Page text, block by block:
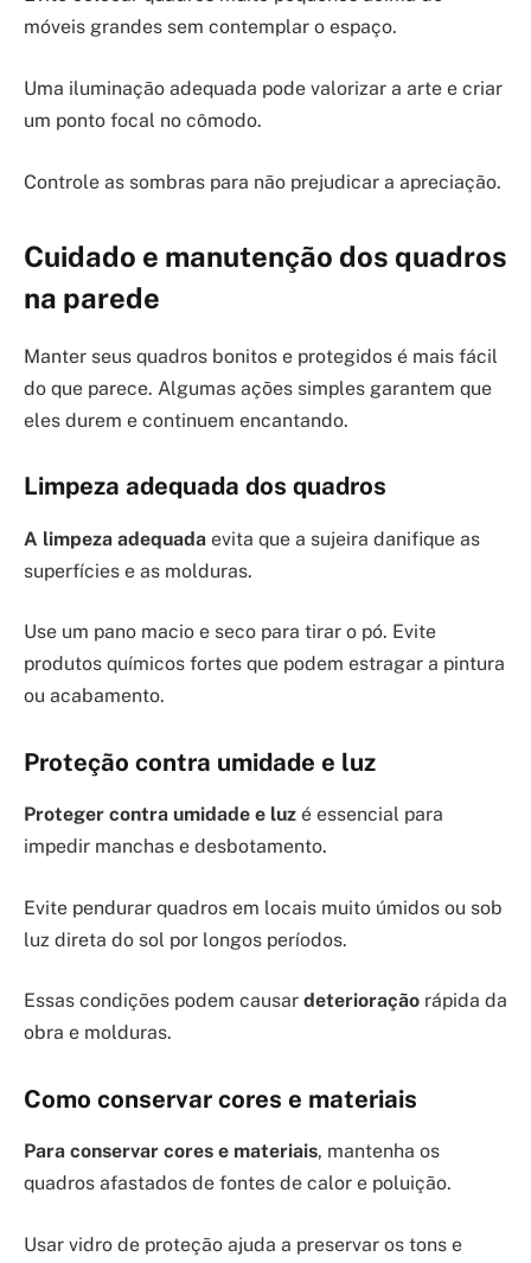
móveis grandes sem contemplar o espaço.
Uma iluminação adequada pode valorizar a arte e criar
um ponto focal no cômodo.
Controle as sombras para não prejudicar a apreciação.
Cuidado e manutenção dos quadros
na parede
Manter seus quadros bonitos e protegidos é mais fácil
do que parece. Algumas ações simples garantem que
eles durem e continuem encantando.
Limpeza adequada dos quadros
A limpeza adequada evita que a sujeira danifique as
superfícies e as molduras.
Use um pano macio e seco para tirar o pó. Evite
produtos químicos fortes que podem estragar a pintura
ou acabamento.
Proteção contra umidade e luz
Proteger contra umidade e luz é essencial para
impedir manchas e desbotamento.
Evite pendurar quadros em locais muito úmidos ou sob
luz direta do sol por longos períodos.
Essas condições podem causar deterioração rápida da
obra e molduras.
Como conservar cores e materiais
Para conservar cores e materiais, mantenha os
quadros afastados de fontes de calor e poluição.
Usar vidro de proteção ajuda a preservar os tons e